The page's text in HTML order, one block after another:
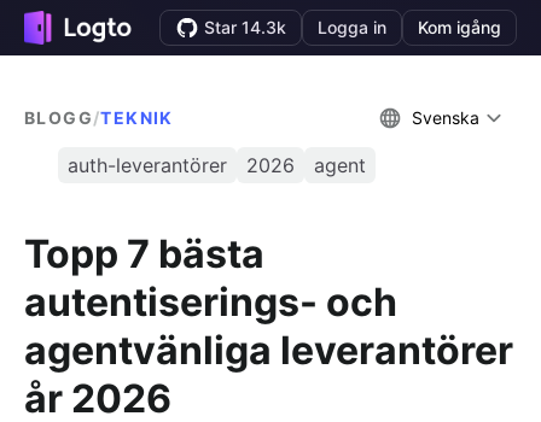
Star 14.3k Logga in Kom igång
BLOGG/TEKNIK Svenska
auth-leverantörer 2026 agent
Topp 7 bästa
autentiserings- och
agentvänliga leverantörer
år 2026